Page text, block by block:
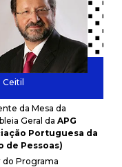
da Mesa da
Geral daAPG
Portuguesa da
de Pessoas)
Programa